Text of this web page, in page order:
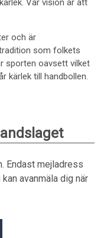
och är
som folkets
sporten oavsett vilket
kärlek till handbollen.
Endast mejladress
avanmäla dig när